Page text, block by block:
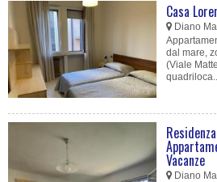
Casa
Diano
dal mare,
(Viale
quadriloca....
Vacanze
Diano